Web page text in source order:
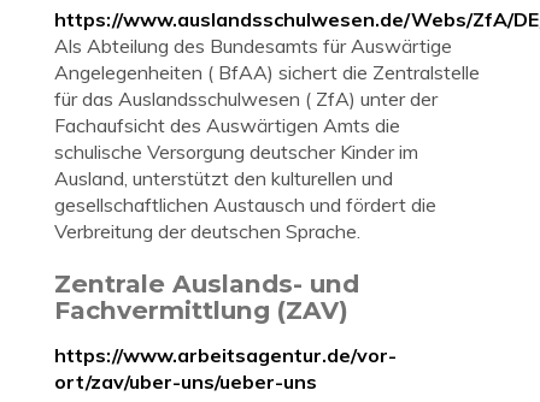
https://www.auslandsschulwesen.de/Webs/ZfA/
Als Abteilung des Bundesamts für Auswärtige
Angelegenheiten ( BfAA) sichert die Zentralstelle
für das Auslandsschulwesen ( ZfA) unter der
Fachaufsicht des Auswärtigen Amts die
schulische Versorgung deutscher Kinder im
Ausland, unterstützt den kulturellen und
gesellschaftlichen Austausch und fördert die
Verbreitung der deutschen Sprache.
Zentrale Auslands- und
Fachvermittlung (ZAV)
https://www.arbeitsagentur.de/vor-
ort/zav/uber-uns/ueber-uns